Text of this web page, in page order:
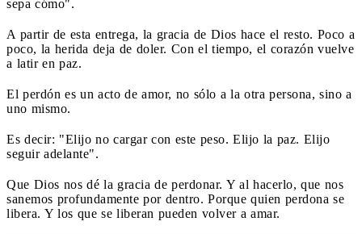
sepa cómo".
A partir de esta entrega, la gracia de Dios hace el resto. Poco a
poco, la herida deja de doler. Con el tiempo, el corazón vuelve
a latir en paz.
El perdón es un acto de amor, no sólo a la otra persona, sino a
uno mismo.
Es decir: "Elijo no cargar con este peso. Elijo la paz. Elijo
seguir adelante".
Que Dios nos dé la gracia de perdonar. Y al hacerlo, que nos
sanemos profundamente por dentro. Porque quien perdona se
libera. Y los que se liberan pueden volver a amar.